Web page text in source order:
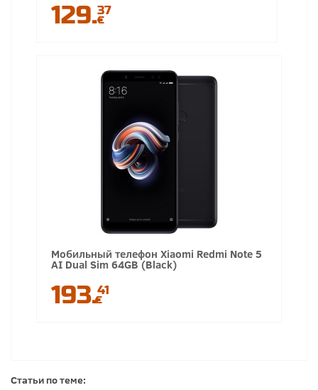
129.37
€
Мобильный телефон Xiaomi Redmi Note 5
AI Dual Sim 64GB (Black)
193.41
€
Статьи по теме: